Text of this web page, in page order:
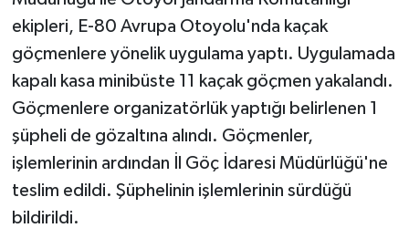
ekipleri, E-80 Avrupa Otoyolu'nda kaçak
göçmenlere yönelik uygulama yaptı. Uygulamada
kapalı kasa minibüste 11 kaçak göçmen yakalandı.
Göçmenlere organizatörlük yaptığı belirlenen 1
şüpheli de gözaltına alındı. Göçmenler,
işlemlerinin ardından İl Göç İdaresi Müdürlüğü'ne
teslim edildi. Şüphelinin işlemlerinin sürdüğü
bildirildi.
Siyaset
Sokak Hayvanlarını Sahiplendirme
Sonsöz Özel
Spor